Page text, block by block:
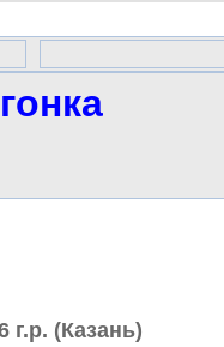
г.р. (Казань)